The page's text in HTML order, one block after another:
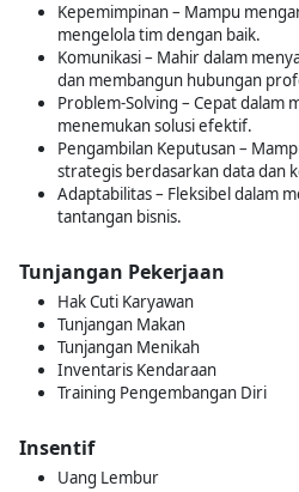
Kepemimpinan – Mampu
mengelola tim dengan baik.
Komunikasi – Mahir dalam
dan membangun hubungan
Problem-Solving – Cepat dalam
menemukan solusi efektif.
Pengambilan Keputusan –
strategis berdasarkan data dan
Adaptabilitas – Fleksibel dalam
tantangan bisnis.
Tunjangan Pekerjaan
Hak Cuti Karyawan
Tunjangan Makan
Tunjangan Menikah
Inventaris Kendaraan
Training Pengembangan Diri
Insentif
Uang Lembur